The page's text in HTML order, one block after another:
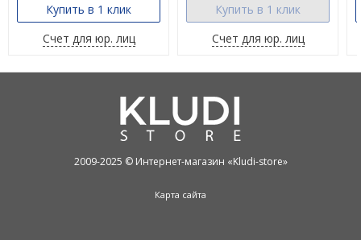
Купить в 1 клик
Счет для юр. лиц
Купить в 1 клик
Счет для юр. лиц
2009-2025 © Интернет-магазин «Kludi-store»
Карта сайта